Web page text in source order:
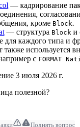
— кадрирование
кроме Block.
— структура Block и
для каждого типа и
также используется
с FORMAT
3 июля 2026 г.
полезной?
Поднять вопрос